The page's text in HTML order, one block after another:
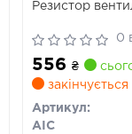
Резистор
0
556 ₴
закінчується
Артикул:
AIC